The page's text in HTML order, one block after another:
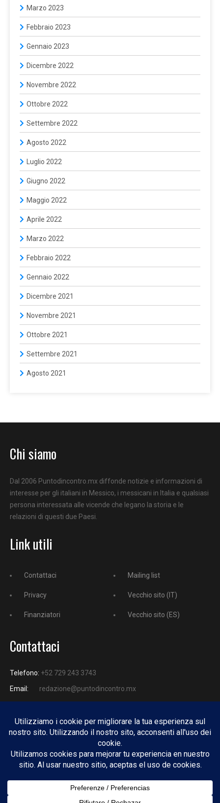
Marzo 2023
Febbraio 2023
Gennaio 2023
Dicembre 2022
Novembre 2022
Ottobre 2022
Settembre 2022
Agosto 2022
Luglio 2022
Giugno 2022
Maggio 2022
Aprile 2022
Marzo 2022
Febbraio 2022
Gennaio 2022
Dicembre 2021
Novembre 2021
Ottobre 2021
Settembre 2021
Agosto 2021
Chi siamo
Dal 2006 Puntodincontro.mx diffonde notizie e informazioni di
interesse per gli italiani in Messico, i messicani in Italia e qualsiasi
persona interessata alle vicende che legano la storia e le
relazioni di questi due Paesi.
Link utili
Contattaci
Privacy
Finanziatori
Mailing list
Vecchio sito (IT)
Vecchio sito (ES)
Contattaci
Telefono: +52 729 243 3743
Email:
redazione@puntodincontro.mx
PUNTODINCONTRO